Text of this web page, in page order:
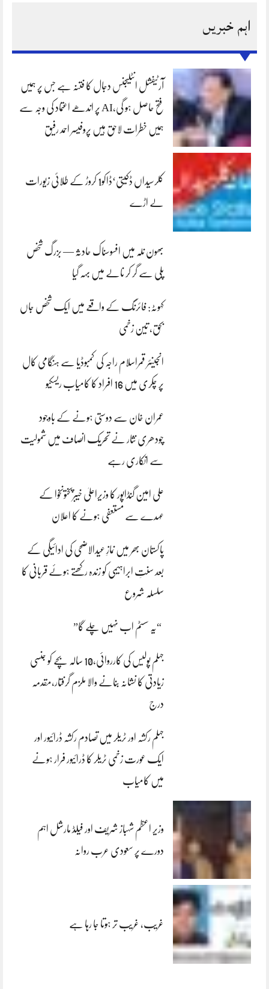
اہم خبریں
آرٹیفشل انٹلیجنس دجال کا فتنہ ہے جس پر ہمیں
فتح حاصل ہو گی،AI پر اندھے اعتماد کی وجہ سے
ہمیں خطرات لاحق ہیں پروفیسر احمد رفیق
کلرسیداں ڈکیتی‘ڈاکو1 کروڑ کے طلائی زیورات
لے اڑے
بھون نلہ میں افسوسناک حادثہ — بزرگ شخص
پلی سے گر کر نالے میں بہہ گیا
کہوٹہ: فائرنگ کے واقعے میں ایک شخص جاں
بحق، تین زخمی
انجینئر قمراسلام راجہ کی کمبوڈیا سے ہنگامی کال
پر چکری میں 16 افراد کا کامیاب ریسکیو
عمران خان سے دوستی ہونے کے باوجود
چودھری نثار نے تحریک انصاف میں شمولیت
سے انکاری رہے
علی امین گنڈاپور کا وزیراعلیٰ خیبرپختونخوا کے
عہدے سے مستعفی ہونے کا اعلان
پاکستان بھر میں نمازِ عیدالاضحی کی ادائیگی کے
بعد سنتِ ابراہیمی کو زندہ رکھتے ہوئے قربانی کا
سلسلہ شروع
“یہ سسٹم اب نہیں چلے گا”
جہلم پولیس کی کارروائی،10 سالہ بچے کو جنسی
زیادتی کا نشانہ بنانے والا ملزم گرفتار،مقدمہ
درج
جہلم رکشہ اور ٹریلر میں تصادم رکشہ ڈرائیور اور
ایک عورت زخمی ٹریلر کا ڈرائیور فرار ہونے
میں کامیاب
وزیر اعظم شہباز شریف اور فیلڈ مارشل اہم
دورے پر سعودی عرب روانہ
غریب، غریب تر ہوتا جا رہا ہے